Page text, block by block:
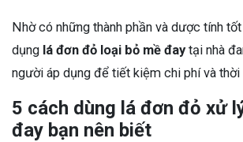
Nhờ có những thành phần và dược tính
dụng lá đơn đỏ loại bỏ mề đaytại nhà
người áp dụng để tiết kiệm chi phí và thời
5 cách dùng lá đơn đỏ xử
đay bạn nên biết